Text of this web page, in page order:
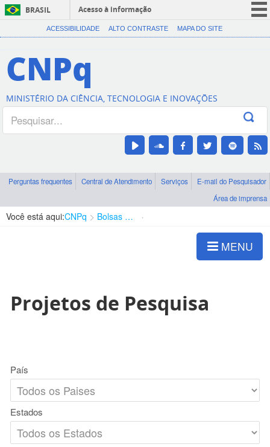
BRASIL
Acesso à informação
CORONAVÍRUS (COVID-19)
Canais
ACESSIBILIDADE ALTO CONTRASTE MAPA DO SITE
CNPq
MINISTÉRIO DA CIÊNCIA, TECNOLOGIA E INOVAÇÕES
Perguntas frequentes Central de Atendimento Serviços
E-mail do Pesquisador
Área de imprensa
Você está aqui:CNPq Bolsas e Auxílios Vigentes
MENU
Projetos de Pesquisa
País
Estados